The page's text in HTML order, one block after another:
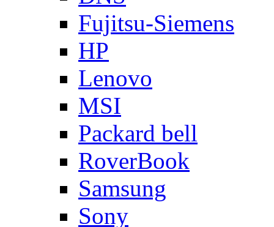
Fujitsu-Siemens
HP
Lenovo
MSI
Packard bell
RoverBook
Samsung
Sony